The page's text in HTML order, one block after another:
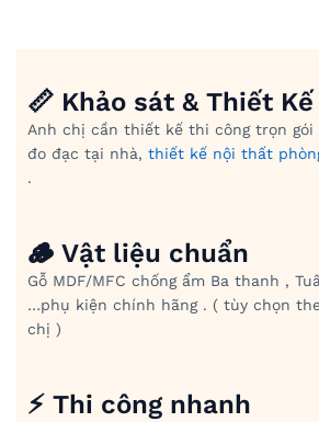
📏 Khảo sát & Thiết Kế
Anh chị cần thiết kế thi công trọn gói
đo đạc tại nhà, thiết kế nội thất
.
🪵 Vật liệu chuẩn
Gỗ MDF/MFC chống ẩm Ba thanh ,
…phụ kiện chính hãng . ( tùy chọn
chị )
⚡ Thi công nhanh